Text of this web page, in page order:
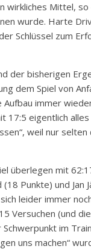
wirkliches Mittel,
wurde. Harte
Schlüssel zum
der bisherigen
dem Spiel von
immer
17:5 eigentlich
weil nur
überlegen mit
Punkte) und Jan
leider immer
Versuchen (und
im
uns machen“